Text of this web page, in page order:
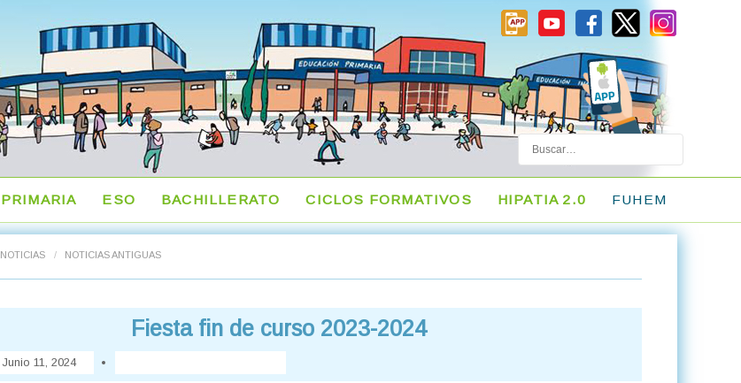
Buscar
PRIMARIA ESO BACHILLERATO CICLOS FORMATIVOS HIPATIA 2.0 FUHEM
NOTICIAS / NOTICIAS ANTIGUAS
Fiesta fin de curso 2023-2024
Junio 11, 2024